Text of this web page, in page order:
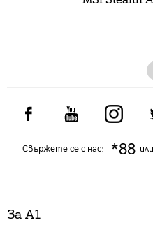
Свържете се с нас: *88или
За А1